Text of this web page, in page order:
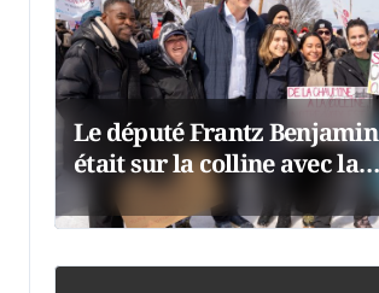
Le député Frantz Benjamin
était sur la colline avec la
chaumine